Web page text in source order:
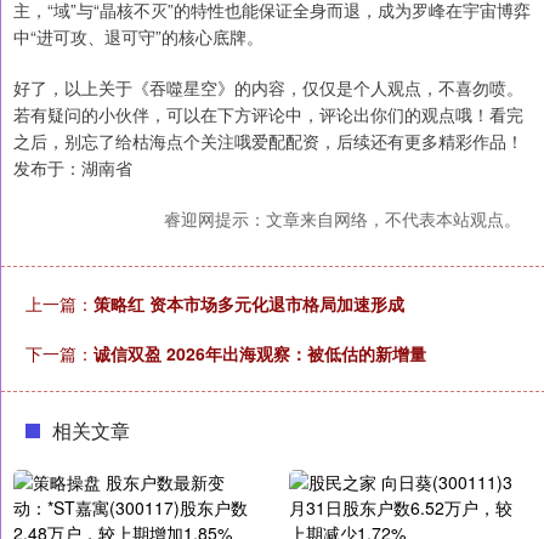
主，“域”与“晶核不灭”的特性也能保证全身而退，成为罗峰在宇宙博弈
中“进可攻、退可守”的核心底牌。
好了，以上关于《吞噬星空》的内容，仅仅是个人观点，不喜勿喷。
若有疑问的小伙伴，可以在下方评论中，评论出你们的观点哦！看完
之后，别忘了给枯海点个关注哦爱配配资，后续还有更多精彩作品！
发布于：湖南省
睿迎网提示：文章来自网络，不代表本站观点。
上一篇： 策略红 资本市场多元化退市格局加速形成
下一篇： 诚信双盈 2026年出海观察：被低估的新增量
相关文章